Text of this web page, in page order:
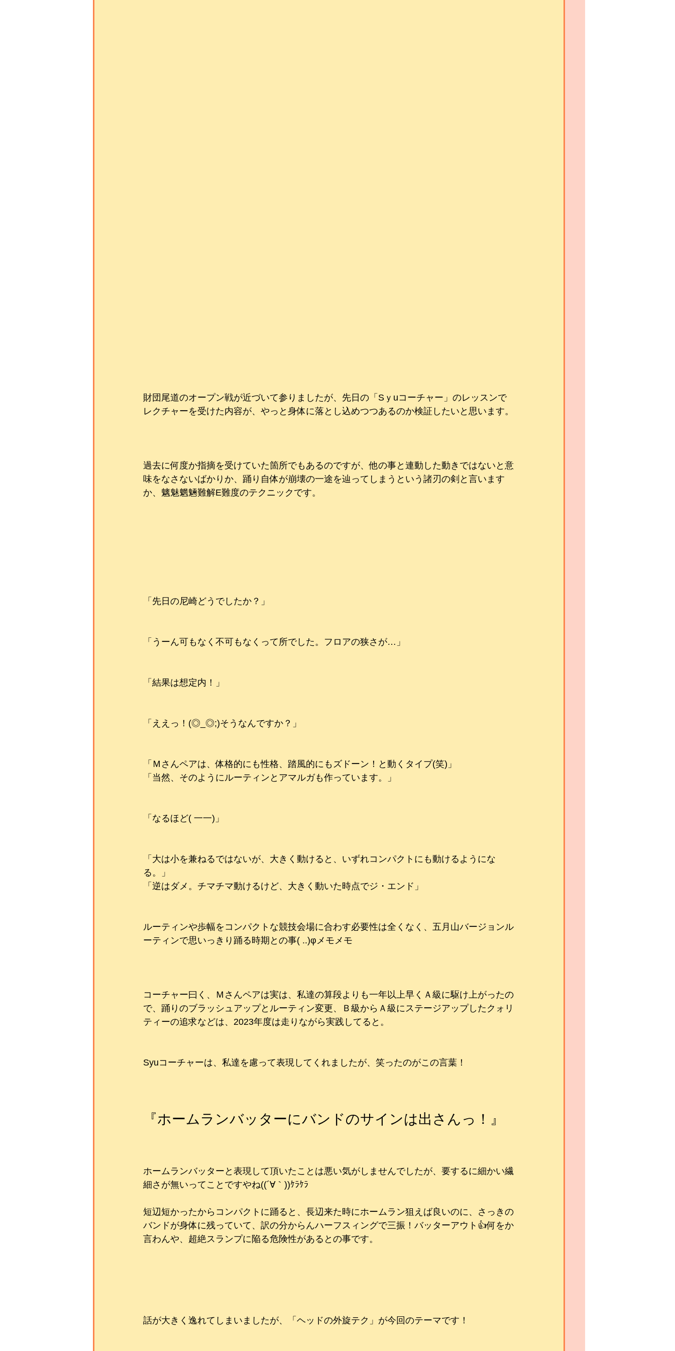
財団尾道のオープン戦が近づいて参りましたが、先日の「Sｙuコーチャー」のレッスンで
レクチャーを受けた内容が、やっと身体に落とし込めつつあるのか検証したいと思います。
過去に何度か指摘を受けていた箇所でもあるのですが、他の事と連動した動きではないと意
味をなさないばかりか、踊り自体が崩壊の一途を辿ってしまうという諸刃の剣と言います
か、魑魅魍魎難解E難度のテクニックです。
「先日の尼崎どうでしたか？」
「うーん可もなく不可もなくって所でした。フロアの狭さが…」
「結果は想定内！」
「ええっ！(◎_◎;)そうなんですか？」
「Ｍさんペアは、体格的にも性格、踏風的にもズドーン！と動くタイプ(笑)」
「当然、そのようにルーティンとアマルガも作っています。」
「なるほど( 一一)」
「大は小を兼ねるではないが、大きく動けると、いずれコンパクトにも動けるようにな
る。」
「逆はダメ。チマチマ動けるけど、大きく動いた時点でジ・エンド」
ルーティンや歩幅をコンパクトな競技会場に合わす必要性は全くなく、五月山バージョンル
ーティンで思いっきり踊る時期との事( ..)φメモメモ
コーチャー曰く、Ｍさんペアは実は、私達の算段よりも一年以上早くＡ級に駆け上がったの
で、踊りのブラッシュアップとルーティン変更、Ｂ級からＡ級にステージアップしたクォリ
ティーの追求などは、2023年度は走りながら実践してると。
Syuコーチャーは、私達を慮って表現してくれましたが、笑ったのがこの言葉！
『ホームランバッターにバンドのサインは出さんっ！』
ホームランバッターと表現して頂いたことは悪い気がしませんでしたが、要するに細かい繊
細さが無いってことですやね((´∀｀))ｹﾗｹﾗ
短辺短かったからコンパクトに踊ると、長辺来た時にホームラン狙えば良いのに、さっきの
バンドが身体に残っていて、訳の分からんハーフスィングで三振！バッターアウト👍何をか
言わんや、超絶スランプに陥る危険性があるとの事です。
話が大きく逸れてしまいましたが、「ヘッドの外旋テク」が今回のテーマです！